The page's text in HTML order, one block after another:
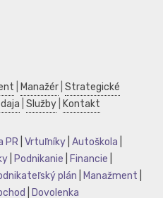
Manažér Strategické
Služby Kontakt
PR Vrtuľníky Autoškola
Podnikanie Financie
plán Manažment
Dovolenka